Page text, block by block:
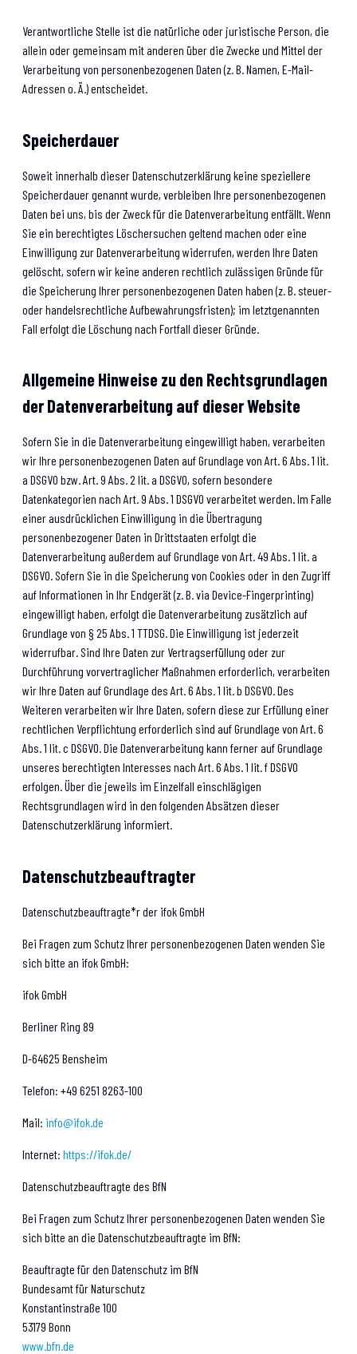
Verantwortliche Stelle ist die natürliche oder juristische Person, die
allein oder gemeinsam mit anderen über die Zwecke und Mittel der
Verarbeitung von personenbezogenen Daten (z. B. Namen, E-Mail-
Adressen o. Ä.) entscheidet.
Speicherdauer
Soweit innerhalb dieser Datenschutzerklärung keine speziellere
Speicherdauer genannt wurde, verbleiben Ihre personenbezogenen
Daten bei uns, bis der Zweck für die Datenverarbeitung entfällt. Wenn
Sie ein berechtigtes Löschersuchen geltend machen oder eine
Einwilligung zur Datenverarbeitung widerrufen, werden Ihre Daten
gelöscht, sofern wir keine anderen rechtlich zulässigen Gründe für
die Speicherung Ihrer personenbezogenen Daten haben (z. B. steuer-
oder handelsrechtliche Aufbewahrungsfristen); im letztgenannten
Fall erfolgt die Löschung nach Fortfall dieser Gründe.
Allgemeine Hinweise zu den Rechtsgrundlagen
der Datenverarbeitung auf dieser Website
Sofern Sie in die Datenverarbeitung eingewilligt haben, verarbeiten
wir Ihre personenbezogenen Daten auf Grundlage von Art. 6 Abs. 1 lit.
a DSGVO bzw. Art. 9 Abs. 2 lit. a DSGVO, sofern besondere
Datenkategorien nach Art. 9 Abs. 1 DSGVO verarbeitet werden. Im Falle
einer ausdrücklichen Einwilligung in die Übertragung
personenbezogener Daten in Drittstaaten erfolgt die
Datenverarbeitung außerdem auf Grundlage von Art. 49 Abs. 1 lit. a
DSGVO. Sofern Sie in die Speicherung von Cookies oder in den Zugriff
auf Informationen in Ihr Endgerät (z. B. via Device-Fingerprinting)
eingewilligt haben, erfolgt die Datenverarbeitung zusätzlich auf
Grundlage von § 25 Abs. 1 TTDSG. Die Einwilligung ist jederzeit
widerrufbar. Sind Ihre Daten zur Vertragserfüllung oder zur
Durchführung vorvertraglicher Maßnahmen erforderlich, verarbeiten
wir Ihre Daten auf Grundlage des Art. 6 Abs. 1 lit. b DSGVO. Des
Weiteren verarbeiten wir Ihre Daten, sofern diese zur Erfüllung einer
rechtlichen Verpflichtung erforderlich sind auf Grundlage von Art. 6
Abs. 1 lit. c DSGVO. Die Datenverarbeitung kann ferner auf Grundlage
unseres berechtigten Interesses nach Art. 6 Abs. 1 lit. f DSGVO
erfolgen. Über die jeweils im Einzelfall einschlägigen
Rechtsgrundlagen wird in den folgenden Absätzen dieser
Datenschutzerklärung informiert.
Datenschutz­beauftragter
Datenschutzbeauftragte*r der ifok GmbH
Bei Fragen zum Schutz Ihrer personenbezogenen Daten wenden Sie
sich bitte an ifok GmbH:
ifok GmbH
Berliner Ring 89
D-64625 Bensheim
Telefon: +49 6251 8263-100
Mail: info@ifok.de
Internet: https://ifok.de/
Datenschutzbeauftragte des BfN
Bei Fragen zum Schutz Ihrer personenbezogenen Daten wenden Sie
sich bitte an die Datenschutzbeauftragte im BfN:
Beauftragte für den Datenschutz im BfN
Bundesamt für Naturschutz
Konstantinstraße 100
53179 Bonn
www.bfn.de